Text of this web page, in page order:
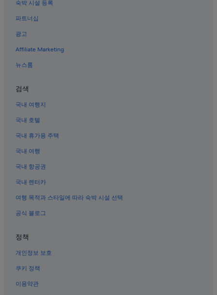
보니파시오 글로벌 시티의 비즈니스 호텔
마카티의 5성급 호텔
보니파시오 글로벌 시티의 수영장이 있는 호텔
마카티의 호스텔
마카티의 콘도
보니파시오 글로벌 시티의 공항 셔틀 제공 호텔
보니파시오 글로벌 시티의 허니문 리조트 및 호텔
파워 플랜트 몰 근처 호텔
보니파시오 글로벌 시티의 온수 욕조가 있는 호텔
마카티의 공항 셔틀 제공 호텔
베니스 그랜드 캐널 몰 근처 호텔
숙박 시설 등록
파트너십
광고
Affiliate Marketing
뉴스룸
검색
국내 여행지
국내 호텔
국내 휴가용 주택
국내 여행
국내 항공권
국내 렌터카
여행 목적과 스타일에 따라 숙박 시설 선택
공식 블로그
정책
개인정보 보호
쿠키 정책
이용약관